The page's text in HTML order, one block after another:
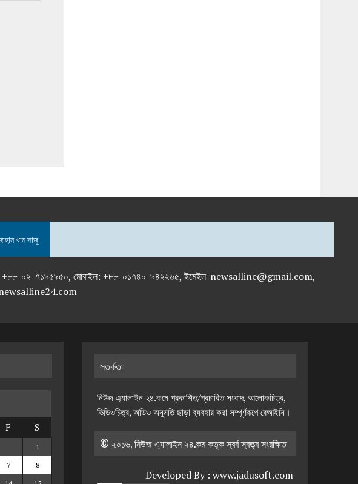
খান সাজু
টেলিফোন: +৮৮-০২-৭১৯৫৯৫০, মোবাইল: +৮৮-০১৭৪০-৯৪২২৬৫, ইমেইল-newsalline@gmail.com,
F S
1
7
8
সতর্কতা
নিউজ এ্যালাইন ২৪.কমে প্রকাশিত/প্রচারিত সংবাদ, আলোকচিত্র,
ভিডিওচিত্র, অডিও অনুমতি ছাড়া ব্যবহার করা সম্পূর্ণরূপে বেআইনি।
© ২০১৬, নিউজ এ্যালাইন ২৪.কম কতৃক স্বর্ব স্বত্ত্ব সংরক্ষিত
Developed By : www.jadusoft.com